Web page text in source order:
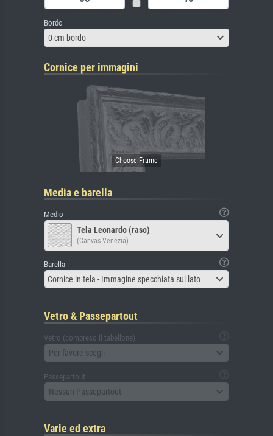
Bordo
0 cm bordo
Cornice per immagini
Media e barella
Medio
Tela Leonardo (raso)
(Canvas Venezia)
Barella
Cornice in tela - Immagine specchiata sul lato
Vetro & Passepartout
Vetro (compreso il tabellone)
Per favore scegli
Passepartout
Nessun Passepartout
Varie ed extra